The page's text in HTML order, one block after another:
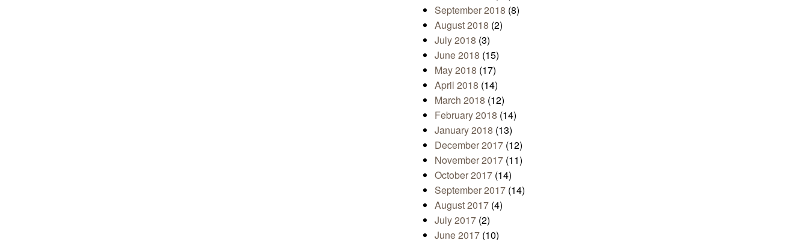
September 2018 (8)
August 2018 (2)
July 2018 (3)
June 2018 (15)
May 2018 (17)
April 2018 (14)
March 2018 (12)
February 2018 (14)
January 2018 (13)
December 2017 (12)
November 2017 (11)
October 2017 (14)
September 2017 (14)
August 2017 (4)
July 2017 (2)
June 2017 (10)